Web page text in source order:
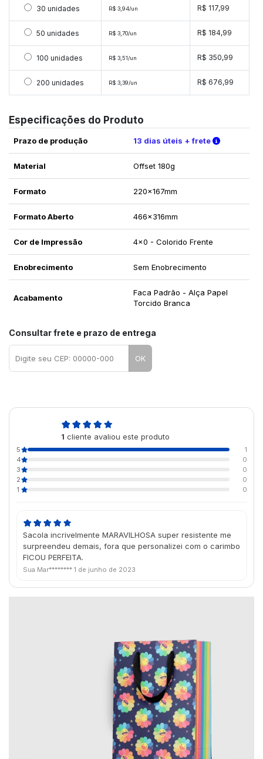
Selecionar 30 unidades
30 unidades R$ 3,94/un R$ 117,99
Selecionar 50 unidades
50 unidades R$ 3,70/un R$ 184,99
Selecionar 100 unidades
100 unidades R$ 3,51/un R$ 350,99
Selecionar 200 unidades
200 unidades R$ 3,39/un R$ 676,99
Especificações do Produto
Prazo de produção 13 dias úteis + frete Verifique
Material Offset 180g
Formato 220x167mm
Formato Aberto 466x316mm
Cor de Impressão 4x0 - Colorido Frente
Enobrecimento Sem Enobrecimento
Acabamento
Faca Padrão - Alça Papel
Torcido Branca
Consultar frete e prazo de entrega
OK
1 cliente avaliou este produto
5
1
4
0
3
0
2
0
1
0
Sacola incrivelmente MARAVILHOSA super resistente me
surpreendeu demais, fora que personalizei com o carimbo
FICOU PERFEITA.
Sua Mar******** 1 de junho de 2023